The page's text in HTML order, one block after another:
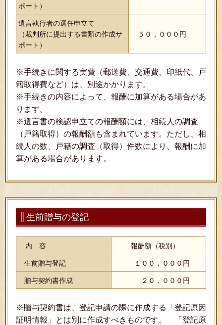
ポート）
遺言執行者の選任申立て
（裁判所に提出する書類の作成サ
ポート）
５０，０００円
※手続きに関する実費（郵送費、交通費、印紙代、戸
籍取得費など）は、別途かかります。
※手続きの内容によって、報酬に加算がある場合があ
ります。
※遺言書の検認申立ての報酬額には、相続人の調査
（戸籍取得）の報酬額も含まれています。ただし、相
続人の数、戸籍の調査（取得）件数により、報酬に加
算がある場合があります。
生前贈与の登記
内 容 報酬額（税別）
生前贈与登記 １００，０００円
贈与契約書作成 ２０，０００円
※贈与契約書は、登記申請の際に作成する「登記原因
証明情報」とは別に作成すべきものです。 「登記原